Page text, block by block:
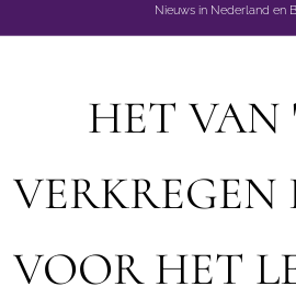
Nieuws in Nederland en
HET VAN
VERKREGEN
VOOR HET